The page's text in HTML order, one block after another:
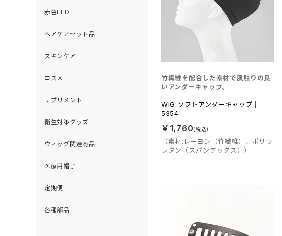
赤色LED
ヘアケアセット品
スキンケア
コスメ
サプリメント
衛生対策グッズ
ウィッグ関連商品
医療用帽子
定期便
各種部品
WIG ソフトアンダーキャップ｜
5354
（素材:レーヨン（竹繊維）、ポリウ
レタン（スパンデックス））
竹繊維を配合した素材で肌触りの良
いアンダーキャップ。
￥1,760